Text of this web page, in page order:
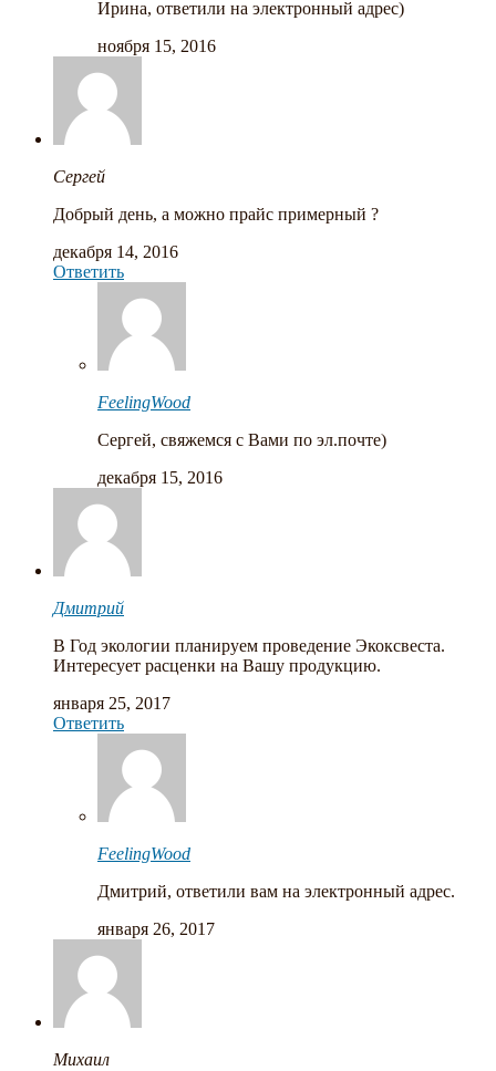
Ирина, ответили на электронный адрес)
ноября 15, 2016
Сергей
Добрый день, а можно прайс примерный ?
декабря 14, 2016
Ответить
FeelingWood
Сергей, свяжемся с Вами по эл.почте)
декабря 15, 2016
Дмитрий
В Год экологии планируем проведение Экоксвеста.
Интересует расценки на Вашу продукцию.
января 25, 2017
Ответить
FeelingWood
Дмитрий, ответили вам на электронный адрес.
января 26, 2017
Михаил